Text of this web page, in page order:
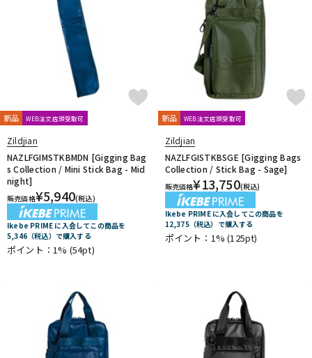
中古 ヴィンテージ
新品 WEB注文店頭受取可
Zildjian
NAZLFGIMSTKBMDN [Gigging Bag
s Collection / Mini Stick Bag - Mid
night]
販売価格¥5,940(税込)
Ikebe PRIME に入会してこの商品を
5,346（税込）で購入する
ポイント：1% (54pt)
新品 WEB注文店頭受取可
Zildjian
NAZLFGISTKBSGE [Gigging Bags
Collection / Stick Bag - Sage]
販売価格¥13,750(税込)
Ikebe PRIME に入会してこの商品を
12,375（税込）で購入する
ポイント：1%(125pt)